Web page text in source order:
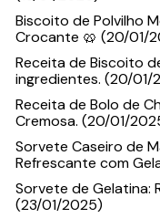
Biscoito de Polvilho
Crocante 🥨 (20/01/
Receita de Biscoito
ingredientes. (20/01/
Receita de Bolo de
Cremosa. (20/01/
Sorvete Caseiro de
Refrescante com
Sorvete de Gelatina:
(23/01/2025)